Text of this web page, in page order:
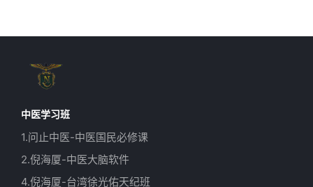
中医学习班
1.问止中医-中医国民必修课
2.倪海厦-中医大脑软件
4.倪海厦-台湾徐光佑天纪班